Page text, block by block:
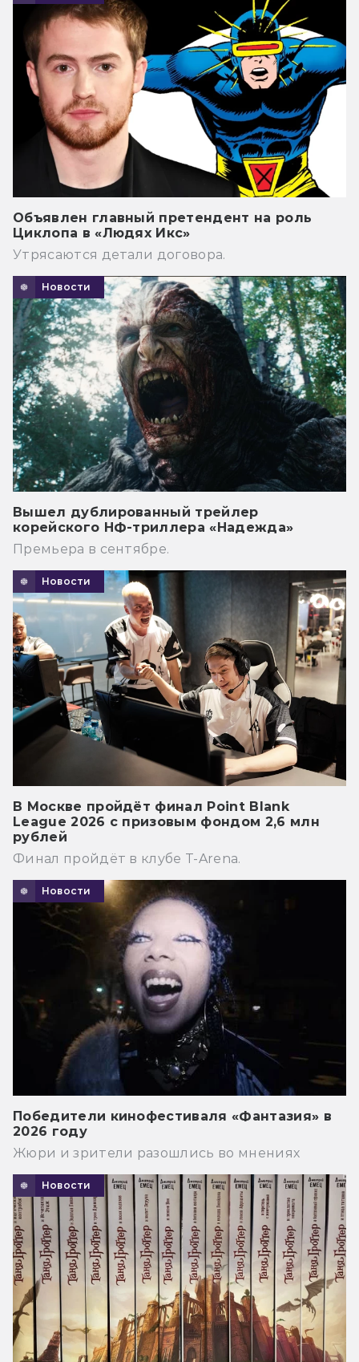
Объявлен главный претендент на роль
Циклопа в «Людях Икс»
Утрясаются детали договора.
Новости
Вышел дублированный трейлер
корейского НФ-триллера «Надежда»
Премьера в сентябре.
Новости
В Москве пройдёт финал Point Blank
League 2026 с призовым фондом 2,6 млн
рублей
Финал пройдёт в клубе T-Arena.
Новости
Победители кинофестиваля «Фантазия» в
2026 году
Жюри и зрители разошлись во мнениях
Новости